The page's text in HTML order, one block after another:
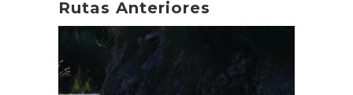
Rutas Anteriores